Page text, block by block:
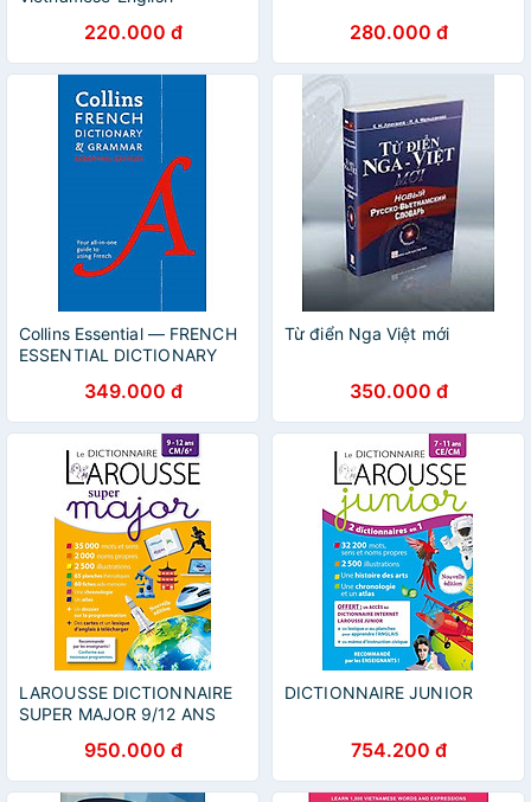
/ Việt Anh / Khổ nhỏ bỏ túi
220.000 đ 280.000 đ
Collins Essential — FRENCH
ESSENTIAL DICTIONARY
349.000 đ
Từ điển Nga Việt mới
350.000 đ
LAROUSSE DICTIONNAIRE
SUPER MAJOR 9/12 ANS
950.000 đ
DICTIONNAIRE JUNIOR
754.200 đ